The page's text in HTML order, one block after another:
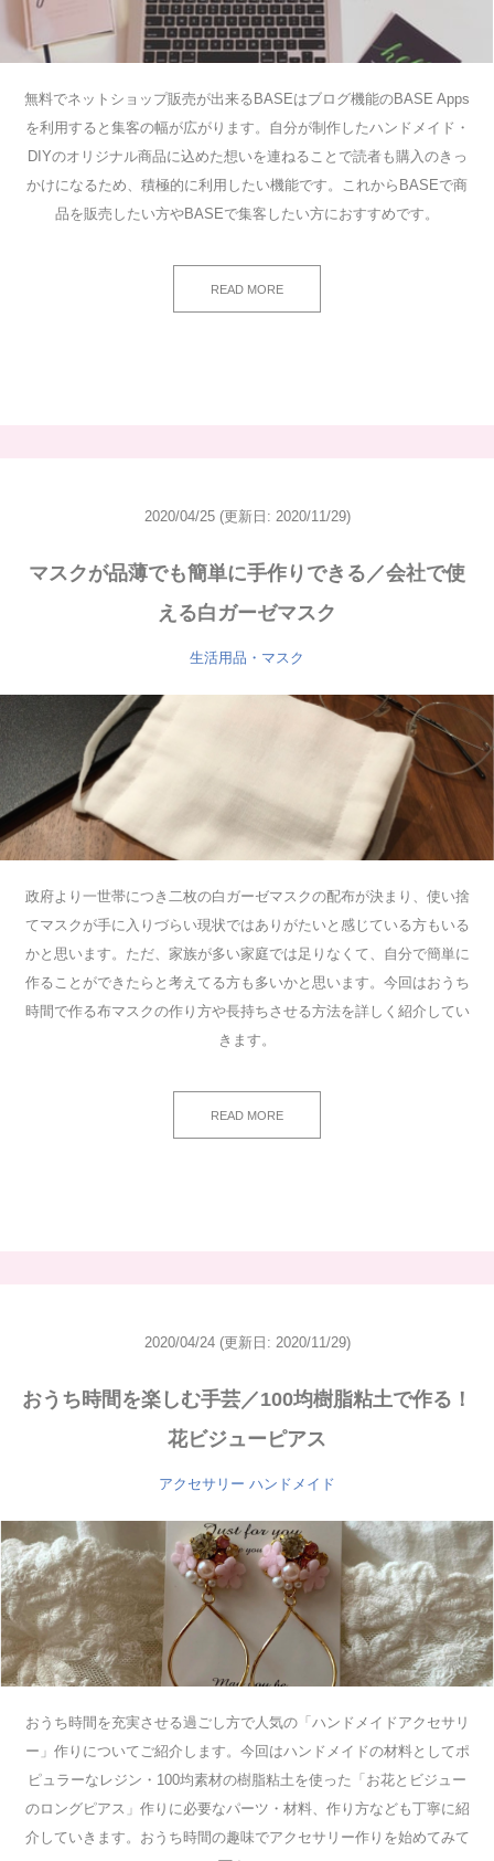
無料でネットショップ販売が出来るBASEはブログ機能のBASE Apps
を利用すると集客の幅が広がります。自分が制作したハンドメイド・
DIYのオリジナル商品に込めた想いを連ねることで読者も購入のきっ
かけになるため、積極的に利用したい機能です。これからBASEで商
品を販売したい方やBASEで集客したい方におすすめです。
READ MORE
2020/04/25 (更新日: 2020/11/29)
マスクが品薄でも簡単に手作りできる／会社で使
える白ガーゼマスク
生活用品・マスク
政府より一世帯につき二枚の白ガーゼマスクの配布が決まり、使い捨
てマスクが手に入りづらい現状ではありがたいと感じている方もいる
かと思います。ただ、家族が多い家庭では足りなくて、自分で簡単に
作ることができたらと考えてる方も多いかと思います。今回はおうち
時間で作る布マスクの作り方や長持ちさせる方法を詳しく紹介してい
きます。
READ MORE
2020/04/24 (更新日: 2020/11/29)
おうち時間を楽しむ手芸／100均樹脂粘土で作る！
花ビジューピアス
アクセサリー ハンドメイド
おうち時間を充実させる過ごし方で人気の「ハンドメイドアクセサリ
ー」作りについてご紹介します。今回はハンドメイドの材料としてポ
ピュラーなレジン・100均素材の樹脂粘土を使った「お花とビジュー
のロングピアス」作りに必要なパーツ・材料、作り方なども丁寧に紹
介していきます。おうち時間の趣味でアクセサリー作りを始めてみて